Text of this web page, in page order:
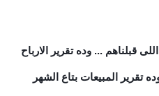
قبلناهم ... وده تقرير الارباح
تقرير المبيعات بتاع الشهر